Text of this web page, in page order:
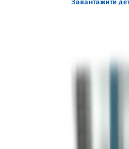
Завантажити